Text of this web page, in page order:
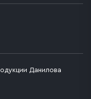
Данилова